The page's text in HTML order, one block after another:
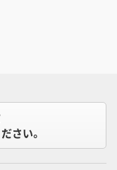
さい。